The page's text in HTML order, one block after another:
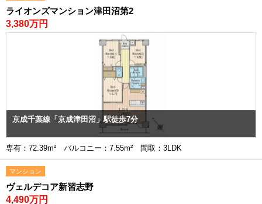
ライオンズマンション津田沼第2
3,380万円
京成千葉線「京成津田沼」駅徒歩7分
専有：72.39m² バルコニー：7.55m² 間取：3LDK
マンション
ヴェルデコア新習志野
4,490万円